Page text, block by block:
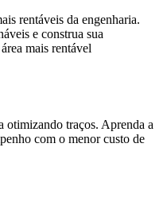
rentáveis da engenharia.
e construa sua
mais rentável
otimizando traços. Aprenda a
com o menor custo de